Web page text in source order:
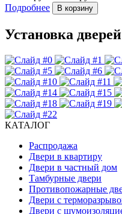
Подробнее
В корзину
Установка дверей
КАТАЛОГ
Распродажа
Двери в квартиру
Двери в частный дом
Тамбурные двери
Противопожарные
Двери с
Двери с